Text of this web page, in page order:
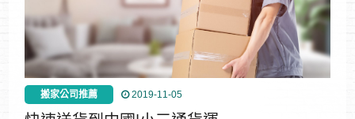
搬家公司推薦 2019-11-05